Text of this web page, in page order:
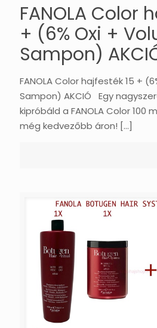
FANOLA Color
+ (6% Oxi +
Sampon)
FANOLA Color hajfesték 15 +
Sampon) AKCIÓ Egy
kipróbáld a FANOLA Color 100
még kedvezőbb áron! […]